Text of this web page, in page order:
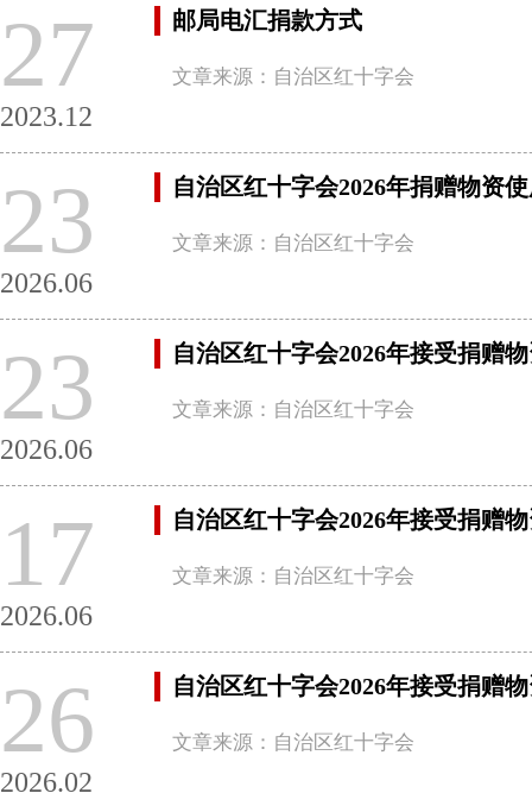
27
2023.12
邮局电汇捐款方式
文章来源：自治区红十字会
23
2026.06
自治区红十字会2026年捐赠物资
文章来源：自治区红十字会
23
2026.06
自治区红十字会2026年接受捐赠
文章来源：自治区红十字会
17
2026.06
自治区红十字会2026年接受捐赠
文章来源：自治区红十字会
26
2026.02
自治区红十字会2026年接受捐赠
文章来源：自治区红十字会